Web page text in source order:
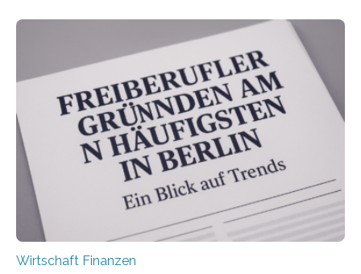
Bundesverbands Deutscher Versicherungskaufleute e.V.
durchgeführt haben. Die Studie basiert auf den
Antworten von 1.440 selbstständigen
Versicherungsvertreter*innen und -makler*innen. Ein
Ergebnis: Deutlich mehr als die Hälfte der Befragten ist
über 50 Jahre alt und wird in den nächsten Jahren eine
Nachfolgeregelung benötigen. Aber nur ein Drittel hat
bereits Regelungen…
Wirtschaft Finanzen